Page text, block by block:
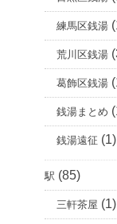
練馬区銭湯
荒川区銭湯
葛飾区銭湯
銭湯まとめ
銭湯遠征 (1)
駅 (85)
三軒茶屋 (1)